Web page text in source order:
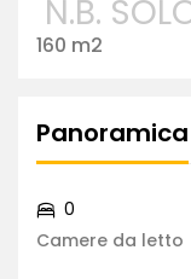
N.B.
160 m2
Panoramica
Camere da letto
0